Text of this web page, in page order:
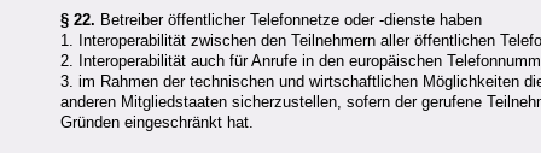
§ 22. Betreiber öffentlicher Telefonnetze oder -dienste haben
1. Interoperabilität zwischen den Teilnehmern aller öffentlichen
2. Interoperabilität auch für Anrufe in den europäischen
3. im Rahmen der technischen und wirtschaftlichen Möglichkeiten
anderen Mitgliedstaaten sicherzustellen, sofern der gerufene
Gründen eingeschränkt hat.